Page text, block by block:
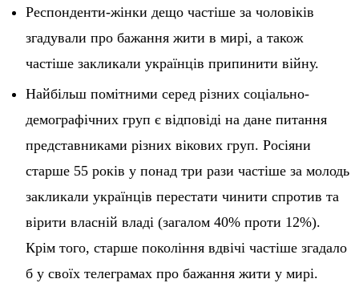
Респонденти-жінки дещо частіше за чоловіків
згадували про бажання жити в мирі, а також
частіше закликали українців припинити війну.
Найбільш помітними серед різних соціально-
демографічних груп є відповіді на дане питання
представниками різних вікових груп. Росіяни
старше 55 років у понад три рази частіше за молодь
закликали українців перестати чинити спротив та
вірити власній владі (загалом 40% проти 12%).
Крім того, старше покоління вдвічі частіше згадало
б у своїх телеграмах про бажання жити у мирі.